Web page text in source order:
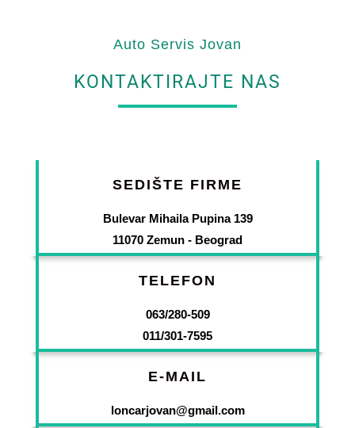
Auto Servis Jovan
KONTAKTIRAJTE NAS
SEDIŠTE FIRME
Bulevar Mihaila Pupina 139
11070 Zemun - Beograd
TELEFON
063/280-509
011/301-7595
E-MAIL
loncarjovan@gmail.com